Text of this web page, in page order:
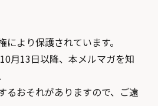
より保護されています。
月13日以降、本メルマガを知
るおそれがありますので、ご遠